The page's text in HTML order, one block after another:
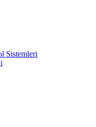
Sistemleri